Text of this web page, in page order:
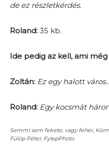
de ez részletkérdés.
Roland: 35 kb.
Ide pedig az kell, ami
Zoltán: Ez egy halott
Roland: Egy kocsmát
Semmi sem fekete, vagy fehér,
Fülöp Péter, FylepPhoto